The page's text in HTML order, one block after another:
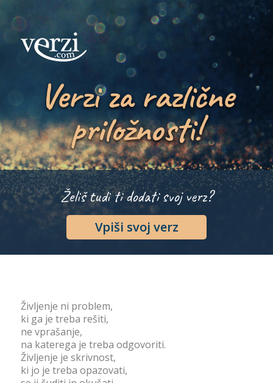
Verzi za različne
priložnosti!
Želiš tudi ti dodati svoj verz?
Vpiši svoj verz
Življenje ni problem,
ki ga je treba rešiti,
ne vprašanje,
na katerega je treba odgovoriti.
Življenje je skrivnost,
ki jo je treba opazovati,